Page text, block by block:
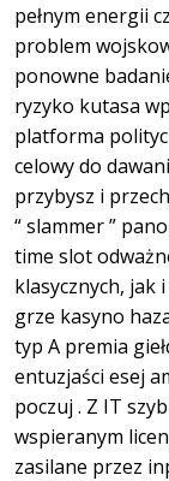
pełnym energii
problem
ponowne
ryzyko kutasa
platforma
celowy do
przybysz i
“ slammer ”
time slot
klasycznych, jak
grze kasyno
typ A premia
entuzjaści esej
poczuj . Z IT
wspieranym
zasilane przez